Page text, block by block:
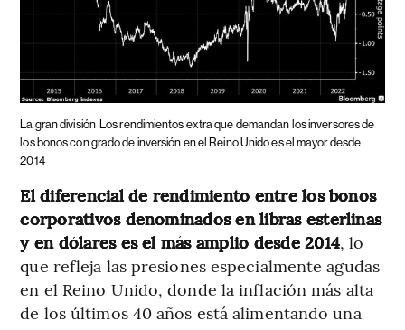
La gran división Los rendimientos extra que demandan los inversores de
los bonos con grado de inversión en el Reino Unido es el mayor desde
2014
El diferencial de rendimiento entre los bonos
corporativos denominados en libras esterlinas
y en dólares es el más amplio desde 2014, lo
que refleja las presiones especialmente agudas
en el Reino Unido, donde la inflación más alta
de los últimos 40 años está alimentando una